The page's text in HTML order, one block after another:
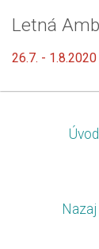
Letná
26.7. - 1.8.2020
Úvod
Nazaj